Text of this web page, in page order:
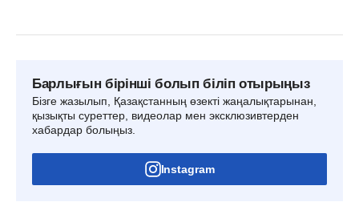
Барлығын бірінші болып біліп отырыңыз
Бізге жазылып, Қазақстанның өзекті жаңалықтарынан,
қызықты суреттер, видеолар мен эксклюзивтерден
хабардар болыңыз.
Instagram